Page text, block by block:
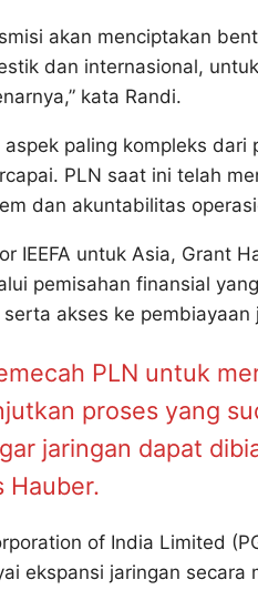
akan menciptakan
dan internasional,
kata Randi.
aspek paling kompleks dari
PLN saat ini telah
dan akuntabilitas
IEEFA untuk Asia, Grant
pemisahan finansial
akses ke
PLN untuk
proses yang
jaringan dapat
Hauber.
of India Limited
ekspansi jaringan